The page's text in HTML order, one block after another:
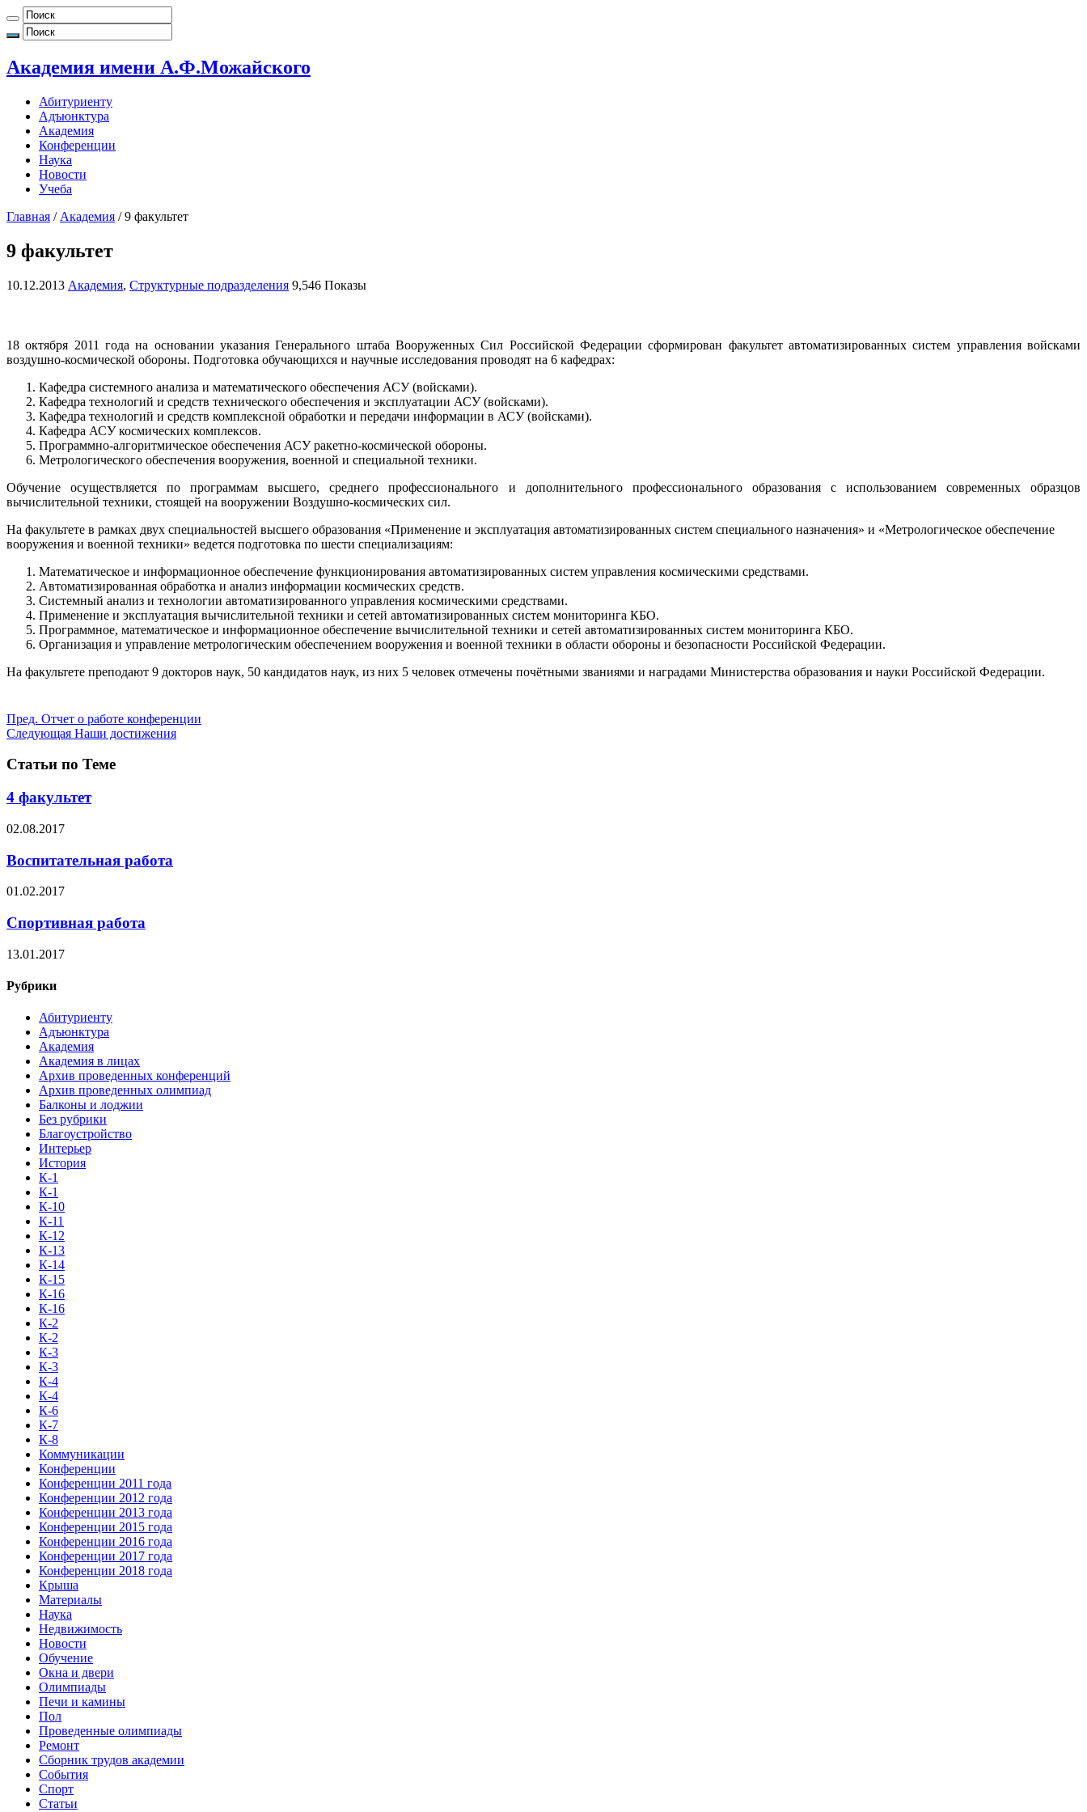
Академия имени А.Ф.Можайского
Абитуриенту
Адъюнктура
Академия
Конференции
Наука
Новости
Учеба
Главная / Академия / 9 факультет
9 факультет
10.12.2013 Академия, Структурные подразделения 9,546 Показы
18 октября 2011 года на основании указания Генерального штаба Вооруженных Сил Российской Федерации сформирован факультет автоматизированных систем управления войсками
воздушно-космической обороны. Подготовка обучающихся и научные исследования проводят на 6 кафедрах:
Кафедра системного анализа и математического обеспечения АСУ (войсками).
Кафедра технологий и средств технического обеспечения и эксплуатации АСУ (войсками).
Кафедра технологий и средств комплексной обработки и передачи информации в АСУ (войсками).
Кафедра АСУ космических комплексов.
Программно-алгоритмическое обеспечения АСУ ракетно-космической обороны.
Метрологического обеспечения вооружения, военной и специальной техники.
Обучение осуществляется по программам высшего, среднего профессионального и дополнительного профессионального образования с использованием современных образцов
вычислительной техники, стоящей на вооружении Воздушно-космических сил.
На факультете в рамках двух специальностей высшего образования «Применение и эксплуатация автоматизированных систем специального назначения» и «Метрологическое обеспечение
вооружения и военной техники» ведется подготовка по шести специализациям:
Математическое и информационное обеспечение функционирования автоматизированных систем управления космическими средствами.
Автоматизированная обработка и анализ информации космических средств.
Системный анализ и технологии автоматизированного управления космическими средствами.
Применение и эксплуатация вычислительной техники и сетей автоматизированных систем мониторинга КБО.
Программное, математическое и информационное обеспечение вычислительной техники и сетей автоматизированных систем мониторинга КБО.
Организация и управление метрологическим обеспечением вооружения и военной техники в области обороны и безопасности Российской Федерации.
На факультете преподают 9 докторов наук, 50 кандидатов наук, из них 5 человек отмечены почётными званиями и наградами Министерства образования и науки Российской Федерации.
Пред. Отчет о работе конференции
Следующая Наши достижения
Статьи по Теме
4 факультет
02.08.2017
Воспитательная работа
01.02.2017
Спортивная работа
13.01.2017
Рубрики
Абитуриенту
Адъюнктура
Академия
Академия в лицах
Архив проведенных конференций
Архив проведенных олимпиад
Балконы и лоджии
Без рубрики
Благоустройство
Интерьер
История
К-1
К-1
К-10
К-11
К-12
К-13
К-14
К-15
К-16
К-16
К-2
К-2
К-3
К-3
К-4
К-4
К-6
К-7
К-8
Коммуникации
Конференции
Конференции 2011 года
Конференции 2012 года
Конференции 2013 года
Конференции 2015 года
Конференции 2016 года
Конференции 2017 года
Конференции 2018 года
Крыша
Материалы
Наука
Недвижимость
Новости
Обучение
Окна и двери
Олимпиады
Печи и камины
Пол
Проведенные олимпиады
Ремонт
Сборник трудов академии
События
Спорт
Статьи